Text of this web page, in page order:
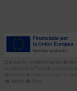
El proyecto “Implementación de
anualidad 2022” ha sido financiado
Ministerio de Cultura y Deporte. La
del sector del libro.